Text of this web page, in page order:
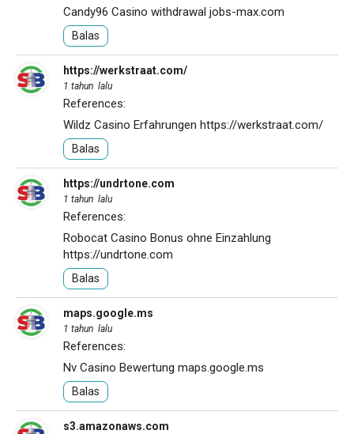
Candy96 Casino withdrawal jobs-max.com
Balas
https://werkstraat.com/
1 tahun lalu
References:
Wildz Casino Erfahrungen https://werkstraat.com/
Balas
https://undrtone.com
1 tahun lalu
References:
Robocat Casino Bonus ohne Einzahlung
https://undrtone.com
Balas
maps.google.ms
1 tahun lalu
References:
Nv Casino Bewertung maps.google.ms
Balas
s3.amazonaws.com